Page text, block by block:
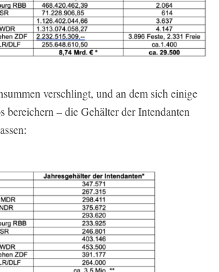
verschlingt, und an dem sich einige
bereichern – die Gehälter der Intendanten